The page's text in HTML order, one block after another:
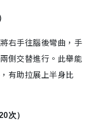
右手往腦後彎曲，手
側交替進行。此舉能
有助拉展上半身比
次）